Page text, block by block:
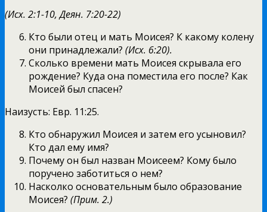
(Исх. 2:1-10, Деян. 7:20-22)
Кто были отец и мать Моисея? К какому колену
они принадлежали? (Исх. 6:20).
Сколько времени мать Моисея скрывала его
рождение? Куда она поместила его после? Как
Моисей был спасен?
Наизусть: Евр. 11:25.
Кто обнаружил Моисея и затем его усыновил?
Кто дал ему имя?
Почему он был назван Моисеем? Кому было
поручено заботиться о нем?
Насколко основательным было образование
Моисея? (Прим. 2.)